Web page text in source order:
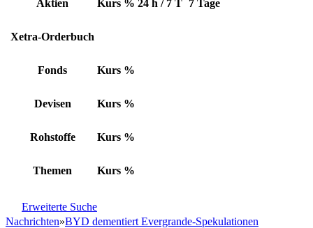
Aktien Kurs % 24 h / 7 T 7 Tage
Xetra-Orderbuch
Fonds Kurs %
Devisen Kurs %
Rohstoffe Kurs %
Themen Kurs %
Erweiterte Suche
Nachrichten»BYD dementiert Evergrande-Spekulationen